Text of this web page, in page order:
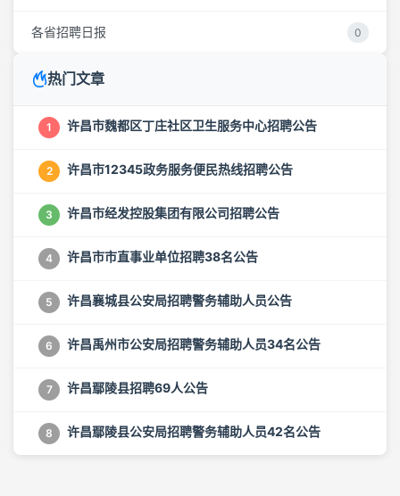
各省招聘日报 0
热门文章
1 许昌市魏都区丁庄社区卫生服务中心招聘公告
2 许昌市12345政务服务便民热线招聘公告
3 许昌市经发控股集团有限公司招聘公告
4 许昌市市直事业单位招聘38名公告
5 许昌襄城县公安局招聘警务辅助人员公告
6 许昌禹州市公安局招聘警务辅助人员34名公告
7 许昌鄢陵县招聘69人公告
8 许昌鄢陵县公安局招聘警务辅助人员42名公告